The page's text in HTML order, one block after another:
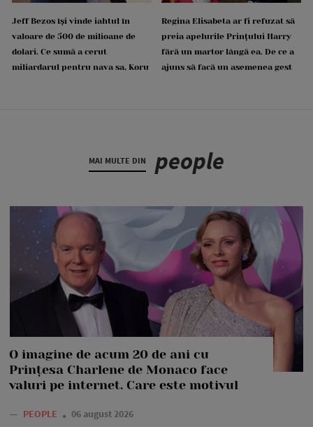
Jeff Bezos își vinde iahtul în
valoare de 500 de milioane de
dolari. Ce sumă a cerut
miliardarul pentru nava sa, Koru
Regina Elisabeta ar fi refuzat să
preia apelurile Prințului Harry
fără un martor lângă ea. De ce a
ajuns să facă un asemenea gest
MAI MULTE DIN people
O imagine de acum 20 de ani cu
Prințesa Charlene de Monaco face
valuri pe internet. Care este motivul
— PEOPLE 06 august 2026